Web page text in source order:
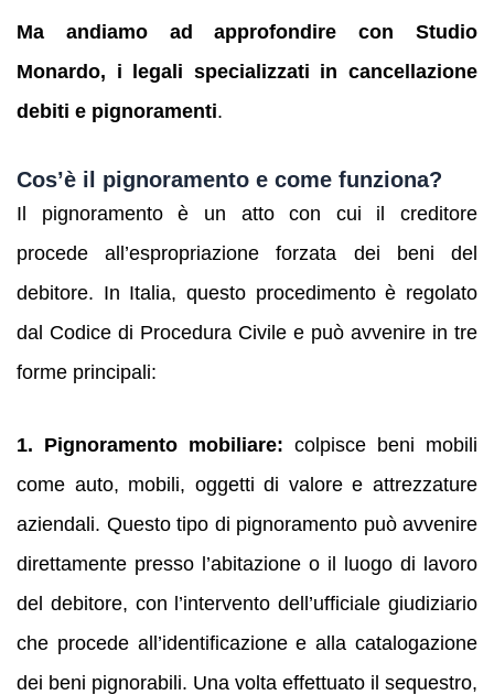
Ma andiamo ad approfondire con Studio
Monardo, i legali specializzati in cancellazione
debiti e pignoramenti.
Cos’è il pignoramento e come funziona?
Il pignoramento è un atto con cui il creditore
procede all’espropriazione forzata dei beni del
debitore. In Italia, questo procedimento è regolato
dal Codice di Procedura Civile e può avvenire in tre
forme principali:
1. Pignoramento mobiliare: colpisce beni mobili
come auto, mobili, oggetti di valore e attrezzature
aziendali. Questo tipo di pignoramento può avvenire
direttamente presso l’abitazione o il luogo di lavoro
del debitore, con l’intervento dell’ufficiale giudiziario
che procede all’identificazione e alla catalogazione
dei beni pignorabili. Una volta effettuato il sequestro,